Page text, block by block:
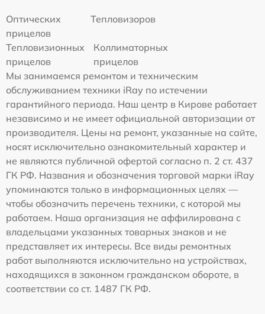
Оптических
прицелов
Тепловизоров
Тепловизионных
прицелов
Коллиматорных
прицелов
Мы занимаемся ремонтом и техническим
обслуживанием техники iRay по истечении
гарантийного периода. Наш центр в Кирове работает
независимо и не имеет официальной авторизации от
производителя. Цены на ремонт, указанные на сайте,
носят исключительно ознакомительный характер и
не являются публичной офертой согласно п. 2 ст. 437
ГК РФ. Названия и обозначения торговой марки iRay
упоминаются только в информационных целях —
чтобы обозначить перечень техники, с которой мы
работаем. Наша организация не аффилирована с
владельцами указанных товарных знаков и не
представляет их интересы. Все виды ремонтных
работ выполняются исключительно на устройствах,
находящихся в законном гражданском обороте, в
соответствии со ст. 1487 ГК РФ.